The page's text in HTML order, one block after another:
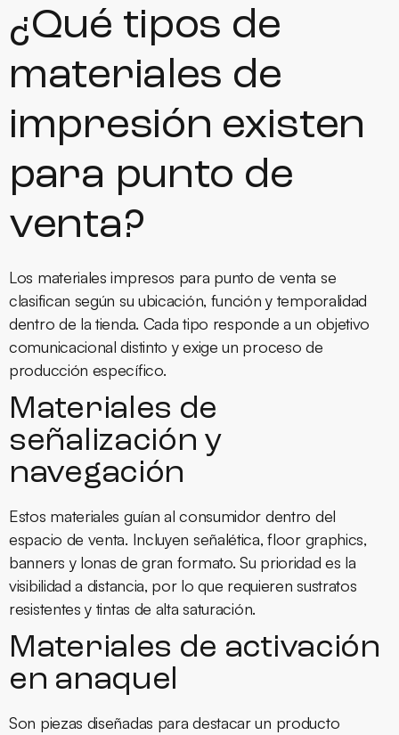
¿Qué tipos de
materiales de
impresión existen
para punto de
venta?
Los materiales impresos para punto de venta se
clasifican según su ubicación, función y temporalidad
dentro de la tienda. Cada tipo responde a un objetivo
comunicacional distinto y exige un proceso de
producción específico.
Materiales de
señalización y
navegación
Estos materiales guían al consumidor dentro del
espacio de venta. Incluyen señalética, floor graphics,
banners y lonas de gran formato. Su prioridad es la
visibilidad a distancia, por lo que requieren sustratos
resistentes y tintas de alta saturación.
Materiales de activación
en anaquel
Son piezas diseñadas para destacar un producto